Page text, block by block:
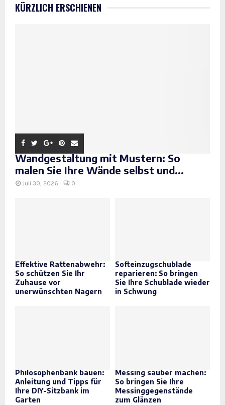
KÜRZLICH ERSCHIENEN
Wandgestaltung mit Mustern: So
malen Sie Ihre Wände selbst und...
Juli 30, 2026 0
Effektive Rattenabwehr:
So schützen Sie Ihr
Zuhause vor
unerwünschten Nagern
Softeinzugschublade
reparieren: So bringen
Sie Ihre Schublade wieder
in Schwung
Philosophenbank bauen:
Anleitung und Tipps für
Ihre DIY-Sitzbank im
Garten
Messing sauber machen:
So bringen Sie Ihre
Messinggegenstände
zum Glänzen